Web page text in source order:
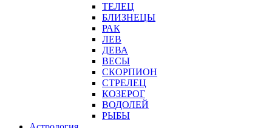
ТЕЛЕЦ
БЛИЗНЕЦЫ
РАК
ЛЕВ
ДЕВА
ВЕСЫ
СКОРПИОН
СТРЕЛЕЦ
КОЗЕРОГ
ВОДОЛЕЙ
РЫБЫ